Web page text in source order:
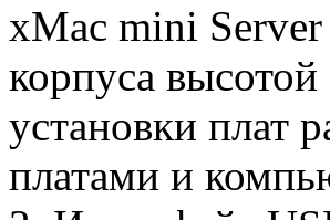
xMac mini
корпуса высотой
установки плат
платами и